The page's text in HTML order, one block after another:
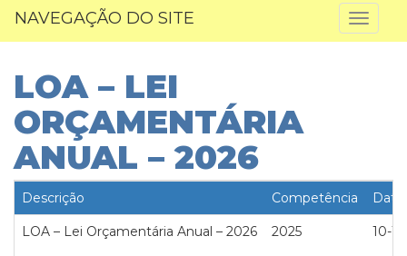
NAVEGAÇÃO DO SITE
LOA – LEI
ORÇAMENTÁRIA
ANUAL – 2026
Descrição Competência Data
LOA – Lei Orçamentária Anual – 2026 2025 10-